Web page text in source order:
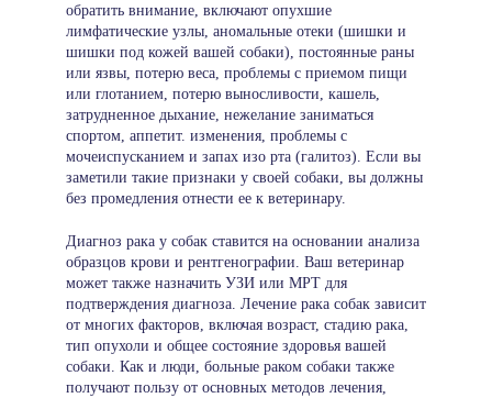
обратить внимание, включают опухшие
лимфатические узлы, аномальные отеки (шишки и
шишки под кожей вашей собаки), постоянные раны
или язвы, потерю веса, проблемы с приемом пищи
или глотанием, потерю выносливости, кашель,
затрудненное дыхание, нежелание заниматься
спортом, аппетит. изменения, проблемы с
мочеиспусканием и запах изо рта (галитоз). Если вы
заметили такие признаки у своей собаки, вы должны
без промедления отнести ее к ветеринару.
Диагноз рака у собак ставится на основании анализа
образцов крови и рентгенографии. Ваш ветеринар
может также назначить УЗИ или МРТ для
подтверждения диагноза. Лечение рака собак зависит
от многих факторов, включая возраст, стадию рака,
тип опухоли и общее состояние здоровья вашей
собаки. Как и люди, больные раком собаки также
получают пользу от основных методов лечения,